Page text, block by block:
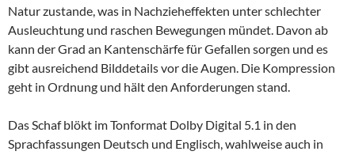
Natur zustande, was in Nachzieheffekten unter schlechter
Ausleuchtung und raschen Bewegungen mündet. Davon ab
kann der Grad an Kantenschärfe für Gefallen sorgen und es
gibt ausreichend Bilddetails vor die Augen. Die Kompression
geht in Ordnung und hält den Anforderungen stand.
Das Schaf blökt im Tonformat Dolby Digital 5.1 in den
Sprachfassungen Deutsch und Englisch, wahlweise auch in